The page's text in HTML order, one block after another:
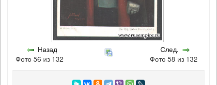
Назад
Фото 56 из 132
След.
Фото 58 из 132